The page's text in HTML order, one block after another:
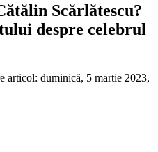
Scărlătescu?
despre celebrul
articol: duminică, 5 martie 2023,